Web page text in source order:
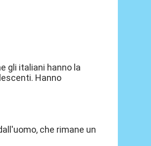
gli italiani hanno la
Hanno
che rimane un